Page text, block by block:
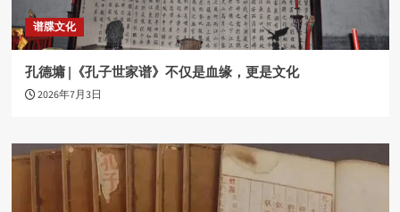
谱牒文化
孔德墉 |《孔子世家谱》不仅是血缘，更是文化
2026年7月3日